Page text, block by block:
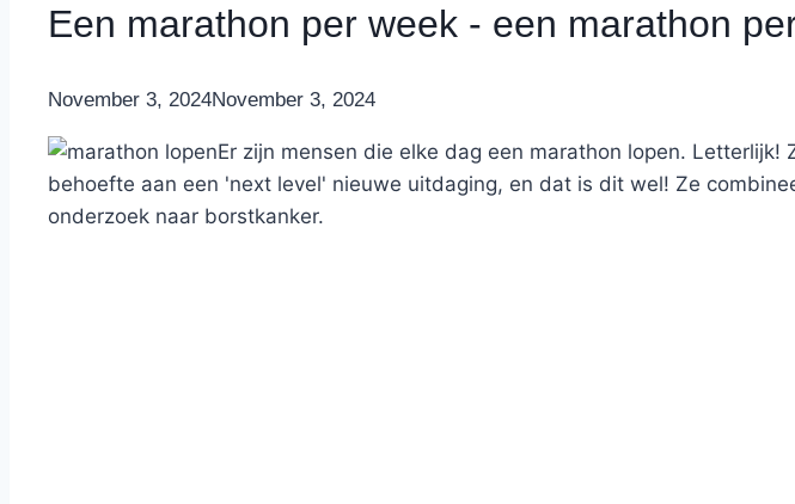
Een marathon per week - een marathon
ByNicole
November 3, 2024November 3, 2024
Er zijn mensen die elke dag een marathon lopen. Letterlijk!
behoefte aan een 'next level' nieuwe uitdaging, en dat is dit wel! Ze
onderzoek naar borstkanker.